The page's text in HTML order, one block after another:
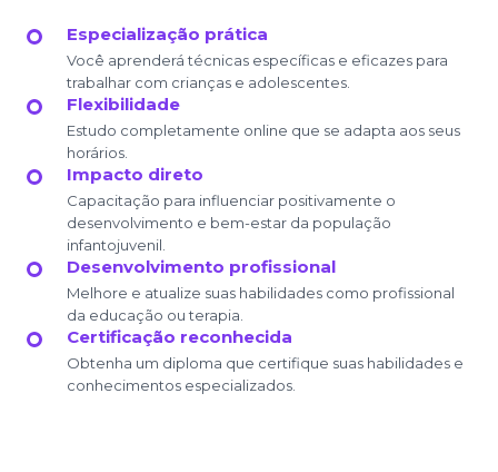
Especialização prática
Você aprenderá técnicas específicas e eficazes para
trabalhar com crianças e adolescentes.
Flexibilidade
Estudo completamente online que se adapta aos seus
horários.
Impacto direto
Capacitação para influenciar positivamente o
desenvolvimento e bem-estar da população
infantojuvenil.
Desenvolvimento profissional
Melhore e atualize suas habilidades como profissional
da educação ou terapia.
Certificação reconhecida
Obtenha um diploma que certifique suas habilidades e
conhecimentos especializados.